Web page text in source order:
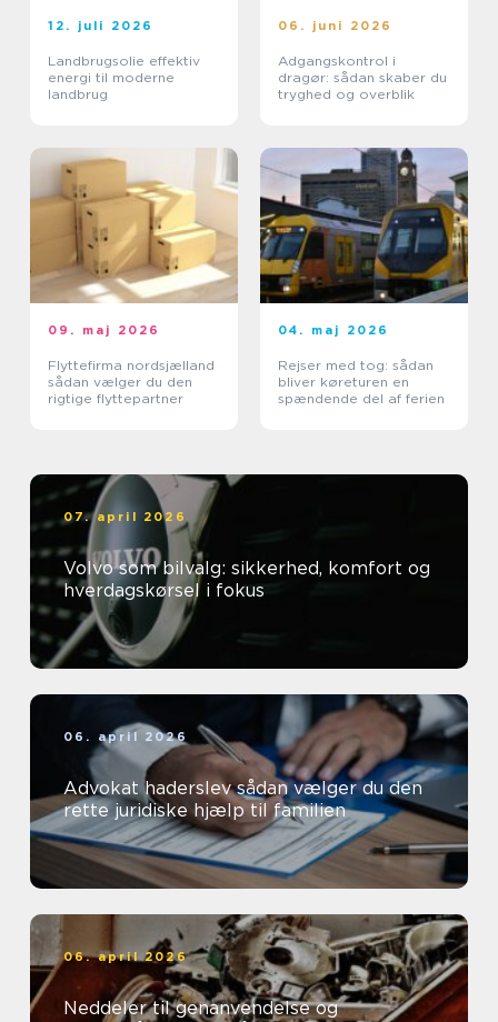
12. juli 2026
Landbrugsolie effektiv
energi til moderne
landbrug
06. juni 2026
Adgangskontrol i
dragør: sådan skaber du
tryghed og overblik
09. maj 2026
Flyttefirma nordsjælland
sådan vælger du den
rigtige flyttepartner
04. maj 2026
Rejser med tog: sådan
bliver køreturen en
spændende del af ferien
07. april 2026
Volvo som bilvalg: sikkerhed, komfort og
hverdagskørsel i fokus
06. april 2026
Advokat haderslev sådan vælger du den
rette juridiske hjælp til familien
06. april 2026
Neddeler til genanvendelse og